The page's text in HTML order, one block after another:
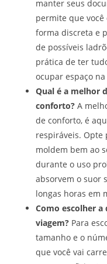
manter seus
permite que
forma discreta e
de possíveis
prática de ter
ocupar espaço
Qual é a melhor
conforto? A
de conforto, é
respiráveis. Opte
moldem bem ao
durante o uso
absorvem o suor
longas horas em
Como escolher
viagem? Para
tamanho e o
que você vai